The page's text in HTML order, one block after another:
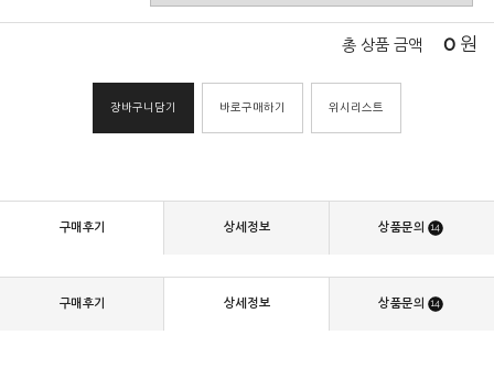
총 상품 금액 0 원
장바구니담기 바로구매하기 위시리스트
구매후기 상세정보 상품문의 14
구매후기 상세정보 상품문의 14